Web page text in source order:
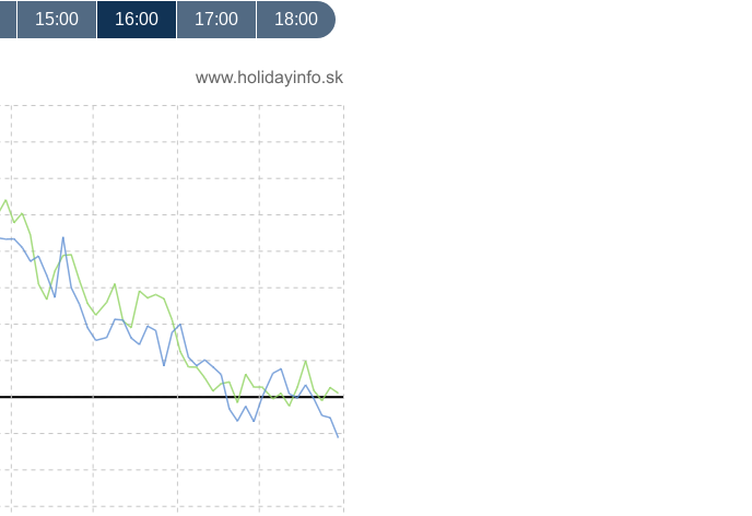
15:00 16:00 17:00 18:00